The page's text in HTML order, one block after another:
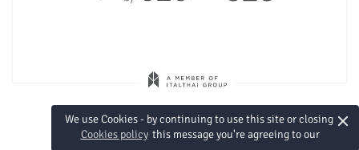
We use Cookies - by continuing to use this site or closing
this message you're agreeing to our
Cookies policy
×